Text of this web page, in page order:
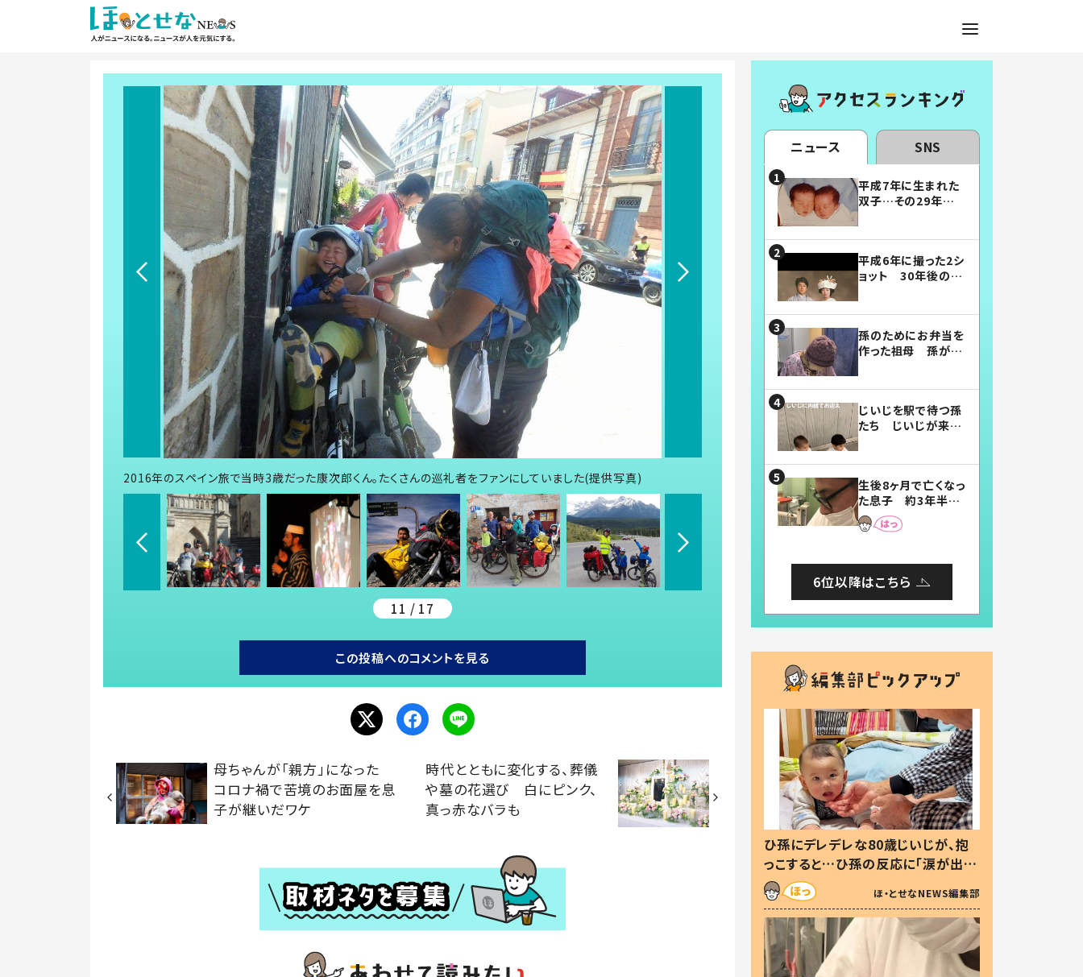
2016年のスペイン旅で当時3歳だった康次郎くん。たくさんの巡礼者をファンにしていました(提供写真)
11 / 17
この投稿へのコメントを見る
母ちゃんが「親方」になった
コロナ禍で苦境のお面屋を息
子が継いだワケ
時代とともに変化する、葬儀
や墓の花選び 白にピンク、
真っ赤なバラも
ニュース SNS
平成7年に生まれた
双子…その29年後
平成6年に撮った2シ
ョット 30年後の姿
孫のためにお弁当を
作った祖母 孫が絶
じいじを駅で待つ孫
たち じいじが来た
まらない」「幸せにな
れる」
生後8ヶ月で亡くなっ
た息子 約3年半
後、当時の妻の日記
に書いてあった本音
6位以降はこちら
ひ孫にデレデレな80歳じいじが、抱
っこすると…ひ孫の反応に「涙が出ま
した」「可愛くて仕方ない」
ほ・とせなNEWS編集部